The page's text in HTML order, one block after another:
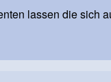
lassen die sich